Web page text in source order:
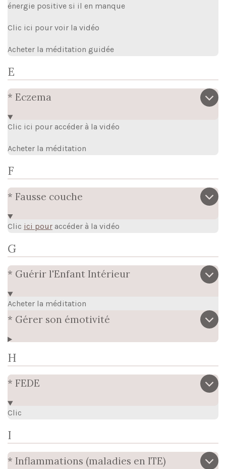
énergie positive si il en manque
Clic ici pour voir la vidéo
Acheter la méditation guidée
E
* Eczema
Clic ici pour accéder à la vidéo
Acheter la méditation
F
* Fausse couche
Clic ici pour accéder à la vidéo
G
* Guérir l'Enfant Intérieur
Acheter la méditation
* Gérer son émotivité
H
* FEDE
Clic
I
* Inflammations (maladies en ITE)